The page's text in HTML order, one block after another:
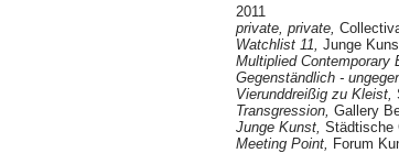
2011
private, private,
Watchlist 11, Junge
Multiplied Contemporary
Gegenständlich -
Vierunddreißig zu Kleist,
Transgression, Gallery
Junge Kunst, Städtische
Meeting Point, Forum